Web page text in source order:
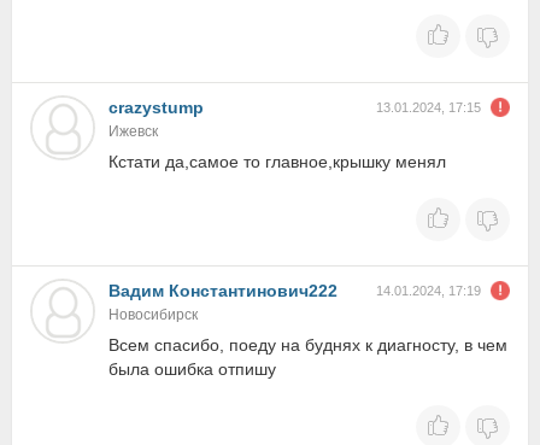
crazystump 13.01.2024, 17:15
Ижевск
Кстати да,самое то главное,крышку менял
Вадим Константинович222 14.01.2024, 17:19
Новосибирск
Всем спасибо, поеду на буднях к диагносту, в чем
была ошибка отпишу